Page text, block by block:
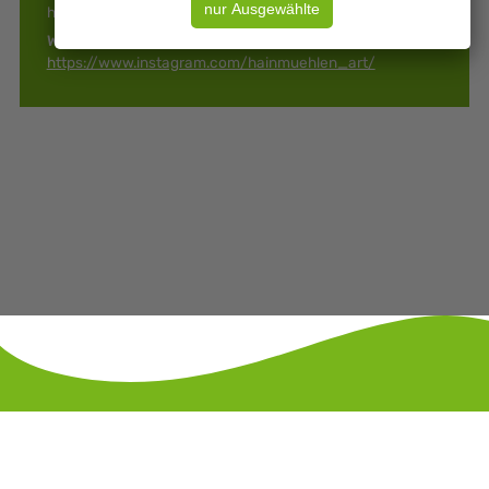
hainmuehlen_art@posteo.de
Web:
https://www.instagram.com/hainmuehlen_art/